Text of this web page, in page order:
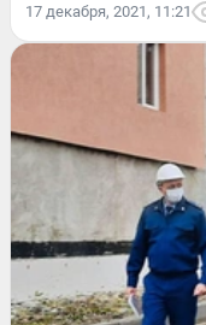
17 декабря, 2021, 11:21